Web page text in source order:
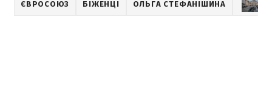
ЄВРОСОЮЗ БІЖЕНЦІ ОЛЬГА СТЕФАНІШИНА